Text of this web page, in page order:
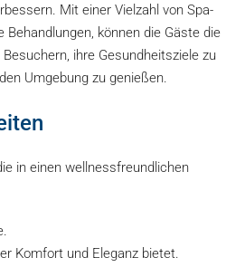
Mit einer Vielzahl von Spa-
können die Gäste die
ihre Gesundheitsziele zu
Umgebung zu genießen.
in einen wellnessfreundlichen
Komfort und Eleganz bietet.